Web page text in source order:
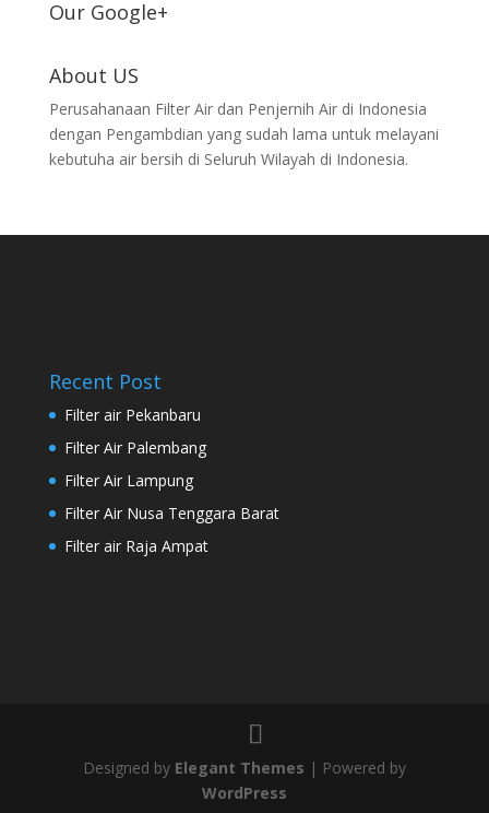
Our Google+
About US
Perusahanaan Filter Air dan Penjernih Air di Indonesia
dengan Pengambdian yang sudah lama untuk melayani
kebutuha air bersih di Seluruh Wilayah di Indonesia.
Recent Post
Filter air Pekanbaru
Filter Air Palembang
Filter Air Lampung
Filter Air Nusa Tenggara Barat
Filter air Raja Ampat
Designed by Elegant Themes | Powered by
WordPress